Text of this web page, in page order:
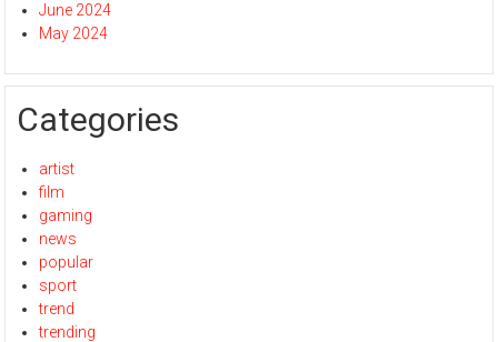
June 2024
May 2024
Categories
artist
film
gaming
news
popular
sport
trend
trending